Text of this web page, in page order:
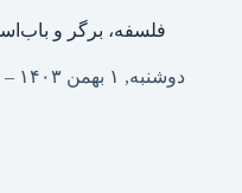
فلسفه، برگر و
دوشنبه, ۱ بهمن ۱۴۰۳ – ۱۵:۱۳